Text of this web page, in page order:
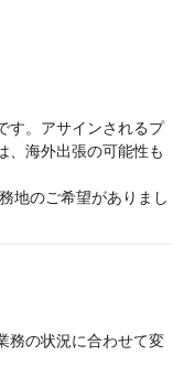
す。アサインされるプ
、海外出張の可能性も
地のご希望がありまし
務の状況に合わせて変